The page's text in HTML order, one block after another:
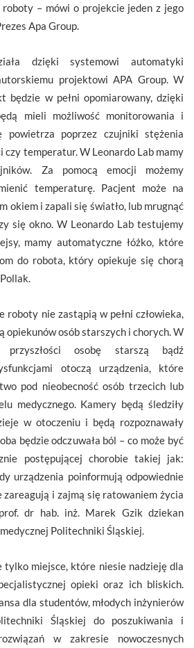
– mówi o projekcie jeden z jego
Apa Group.
dzięki systemowi automatyki
projektowi APA Group. W
będzie w pełni opomiarowany, dzięki
mieli możliwość monitorowania i
powietrza poprzez czujniki stężenia
czy temperatur. W Leonardo Lab mamy
Za pomocą emocji możemy
temperaturę. Pacjent może na
okiem i zapali się światło, lub mrugnąć
się okno. W Leonardo Lab testujemy
mamy automatyczne łóżko, które
do robota, który opiekuje się chorą
roboty nie zastąpią w pełni człowieka,
opiekunów osób starszych i chorych. W
przyszłości osobę starszą bądź
otoczą urządzenia, które
pod nieobecność osób trzecich lub
medycznego. Kamery będą śledziły
w otoczeniu i będą rozpoznawały
będzie odczuwała ból – co może być
postępującej chorobie takiej jak:
urządzenia poinformują odpowiednie
zareagują i zajmą się ratowaniem życia
dr hab. inż. Marek Gzik dziekan
Politechniki Śląskiej.
miejsce, które niesie nadzieję dla
opieki oraz ich bliskich.
dla studentów, młodych inżynierów
Śląskiej do poszukiwania i
w zakresie nowoczesnych